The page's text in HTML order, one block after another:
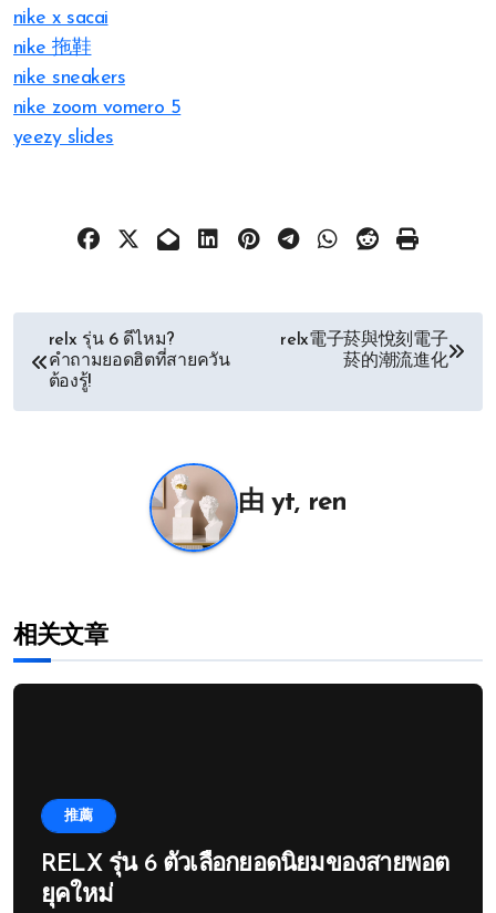
nike x sacai
nike 拖鞋
nike sneakers
nike zoom vomero 5
yeezy slides
relx รุ่น 6 ดีไหม?
คำถามยอดฮิตที่สายควัน
ต้องรู้!
relx電子菸與悅刻電子
菸的潮流進化
由yt, ren
相关文章
推薦
RELX รุ่น 6 ตัวเลือกยอดนิยมของสายพอต
ยุคใหม่